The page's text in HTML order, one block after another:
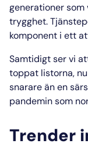
generationer
trygghet.
komponent i ett
Samtidigt ser vi
toppat listorna,
snarare än en
pandemin som
Trender